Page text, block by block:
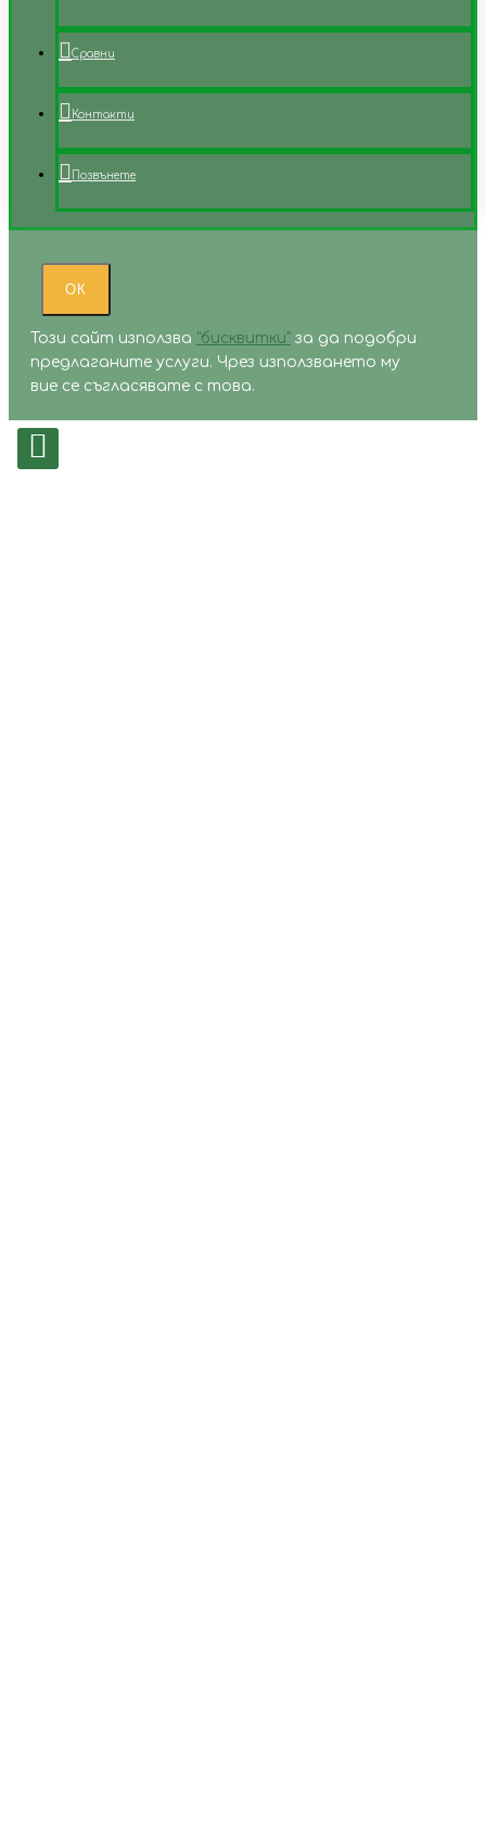
Сравни
Контакти
Позвънете
ОК
Този сайт използва "бисквитки" за да подобри
предлаганите услуги. Чрез използването му
вие се съгласявате с това.